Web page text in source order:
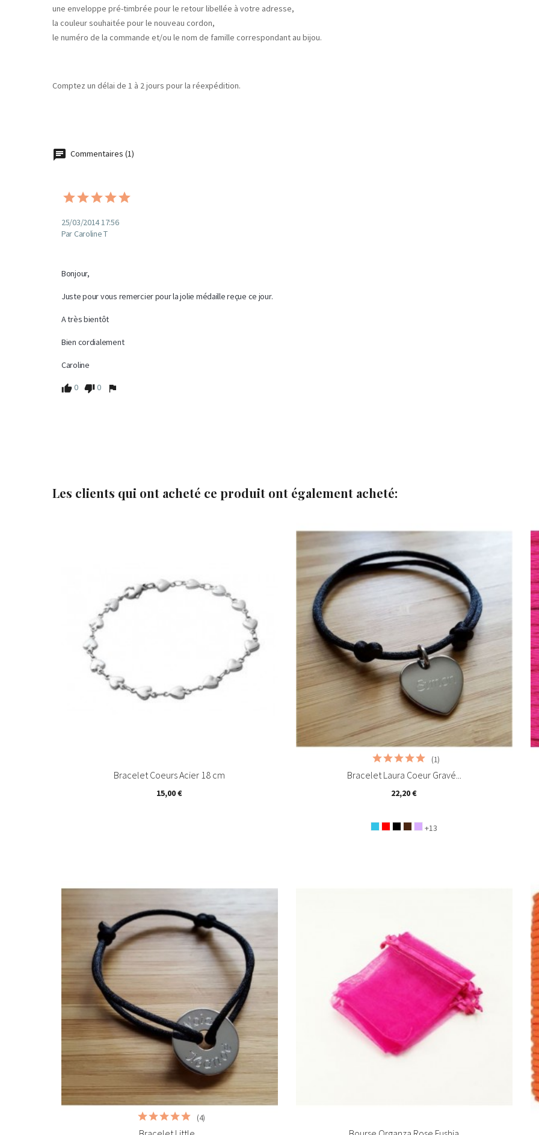
une enveloppe pré-timbrée pour le retour libellée à votre adresse,
la couleur souhaitée pour le nouveau cordon,
le numéro de la commande et/ou le nom de famille correspondant au bijou.
Comptez un délai de 1 à 2 jours pour la réexpédition.
Commentaires (1)
25/03/2014 17:56
Par Caroline T
Bonjour,
Juste pour vous remercier pour la jolie médaille reçue ce jour.
A très bientôt
Bien cordialement
Caroline
0 0
Les clients qui ont acheté ce produit ont également acheté:
Bracelet Coeurs Acier 18 cm
15,00 €

Ajouter au panier
Bracelet Laura Coeur Gravé...
(1)
22,20 €
+13

Ajouter au panier
(4)
Ajouter au panier